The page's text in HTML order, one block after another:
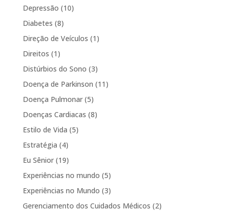
Depressão (10)
Diabetes (8)
Direção de Veículos (1)
Direitos (1)
Distúrbios do Sono (3)
Doença de Parkinson (11)
Doença Pulmonar(5)
Doenças Cardiacas (8)
Estilo de Vida (5)
Estratégia (4)
Eu Sênior(19)
Experiências no mundo (5)
Experiências no Mundo (3)
Gerenciamento dos Cuidados Médicos (2)